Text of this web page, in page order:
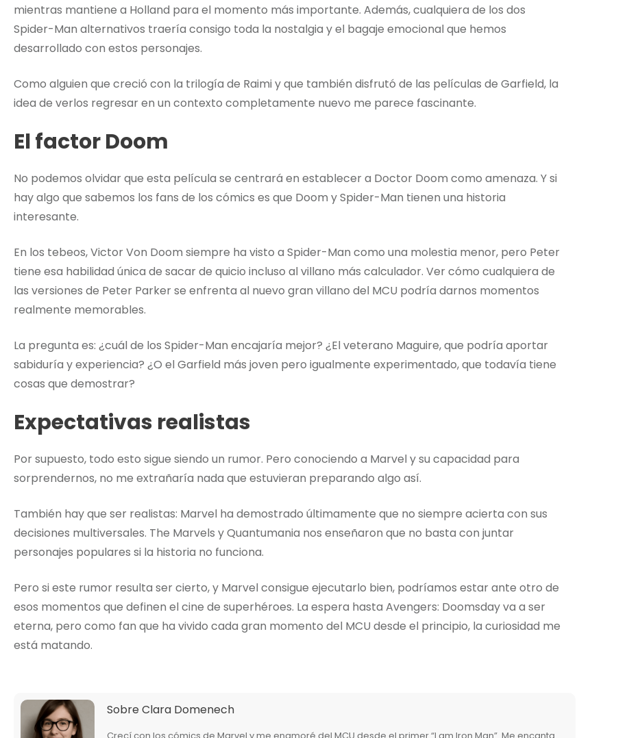
mientras mantiene a Holland para el momento más importante. Además, cualquiera de los dos
Spider-Man alternativos traería consigo toda la nostalgia y el bagaje emocional que hemos
desarrollado con estos personajes.
Como alguien que creció con la trilogía de Raimi y que también disfrutó de las películas de Garfield, la
idea de verlos regresar en un contexto completamente nuevo me parece fascinante.
El factor Doom
No podemos olvidar que esta película se centrará en establecer a Doctor Doom como amenaza. Y si
hay algo que sabemos los fans de los cómics es que Doom y Spider-Man tienen una historia
interesante.
En los tebeos, Victor Von Doom siempre ha visto a Spider-Man como una molestia menor, pero Peter
tiene esa habilidad única de sacar de quicio incluso al villano más calculador. Ver cómo cualquiera de
las versiones de Peter Parker se enfrenta al nuevo gran villano del MCU podría darnos momentos
realmente memorables.
La pregunta es: ¿cuál de los Spider-Man encajaría mejor? ¿El veterano Maguire, que podría aportar
sabiduría y experiencia? ¿O el Garfield más joven pero igualmente experimentado, que todavía tiene
cosas que demostrar?
Expectativas realistas
Por supuesto, todo esto sigue siendo un rumor. Pero conociendo a Marvel y su capacidad para
sorprendernos, no me extrañaría nada que estuvieran preparando algo así.
También hay que ser realistas: Marvel ha demostrado últimamente que no siempre acierta con sus
decisiones multiversales. The Marvels y Quantumania nos enseñaron que no basta con juntar
personajes populares si la historia no funciona.
Pero si este rumor resulta ser cierto, y Marvel consigue ejecutarlo bien, podríamos estar ante otro de
esos momentos que definen el cine de superhéroes. La espera hasta Avengers: Doomsday va a ser
eterna, pero como fan que ha vivido cada gran momento del MCU desde el principio, la curiosidad me
está matando.
SobreClara Domenech